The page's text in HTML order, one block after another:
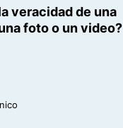
veracidad de una
foto o un video?